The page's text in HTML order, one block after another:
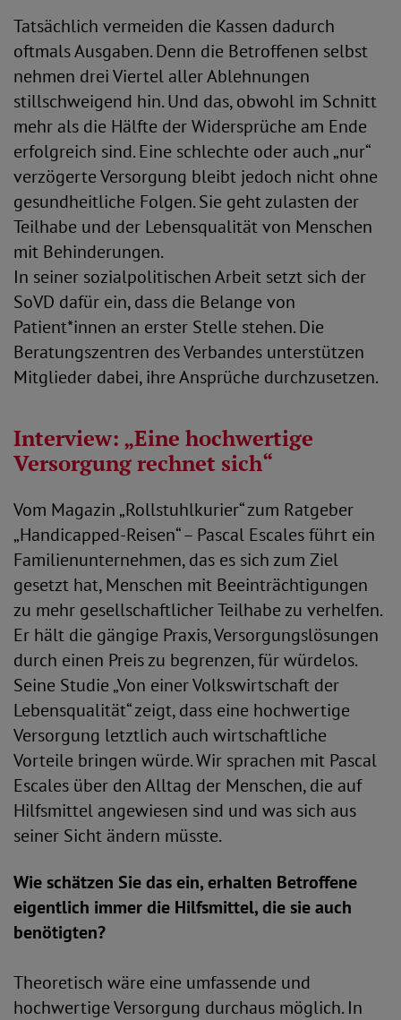
Tatsächlich vermeiden die Kassen dadurch
oftmals Ausgaben. Denn die Betroffenen selbst
nehmen drei Viertel aller Ablehnungen
stillschweigend hin. Und das, obwohl im Schnitt
mehr als die Hälfte der Widersprüche am Ende
erfolgreich sind. Eine schlechte oder auch „nur“
verzögerte Versorgung bleibt jedoch nicht ohne
gesundheitliche Folgen. Sie geht zulasten der
Teilhabe und der Lebensqualität von Menschen
mit Behinderungen.
In seiner sozialpolitischen Arbeit setzt sich der
SoVD dafür ein, dass die Belange von
Patient*innen an erster Stelle stehen. Die
Beratungszentren des Verbandes unterstützen
Mitglieder dabei, ihre Ansprüche durchzusetzen.
Interview: „Eine hochwertige
Versorgung rechnet sich“
Vom Magazin „Rollstuhlkurier“ zum Ratgeber
„Handicapped-Reisen“ – Pascal Escales führt ein
Familienunternehmen, das es sich zum Ziel
gesetzt hat, Menschen mit Beeinträchtigungen
zu mehr gesellschaftlicher Teilhabe zu verhelfen.
Er hält die gängige Praxis, Versorgungslösungen
durch einen Preis zu begrenzen, für würdelos.
Seine Studie „Von einer Volkswirtschaft der
Lebensqualität“ zeigt, dass eine hochwertige
Versorgung letztlich auch wirtschaftliche
Vorteile bringen würde. Wir sprachen mit Pascal
Escales über den Alltag der Menschen, die auf
Hilfsmittel angewiesen sind und was sich aus
seiner Sicht ändern müsste.
Wie schätzen Sie das ein, erhalten Betroffene
eigentlich immer die Hilfsmittel, die sie auch
benötigten?
Theoretisch wäre eine umfassende und
hochwertige Versorgung durchaus möglich. In